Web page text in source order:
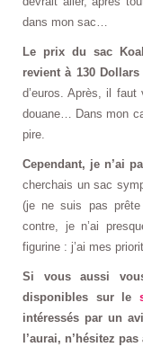
dans mon sac…
Le prix du sac
revient à 130 Dollars
d’euros. Après, il
douane… Dans mon
pire.
Cependant, je n’ai
cherchais un sac
(je ne suis pas
contre, je n’ai
figurine : j’ai mes
Si vous aussi
disponibles sur le
intéressés par un
l’aurai, n’hésitez